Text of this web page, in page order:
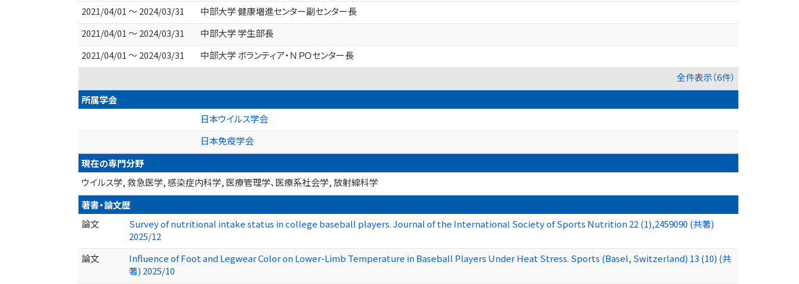
2021/04/01 ～ 2024/03/31
中部大学 健康増進センター副センター長
2021/04/01 ～ 2024/03/31
中部大学 学生部長
2021/04/01 ～ 2024/03/31
中部大学 ボランティア・ＮＰＯセンター長
全件表示（6件）
所属学会
日本ウイルス学会
日本免疫学会
現在の専門分野
ウイルス学, 救急医学, 感染症内科学, 医療管理学、医療系社会学, 放射線科学
著書・論文歴
論文
Survey of nutritional intake status in college baseball players. Journal of the International Society of Sports Nutrition 22 (1),2459090 (共著)
2025/12
論文
Influence of Foot and Legwear Color on Lower-Limb Temperature in Baseball Players Under Heat Stress. Sports (Basel, Switzerland) 13 (10) (共
著) 2025/10